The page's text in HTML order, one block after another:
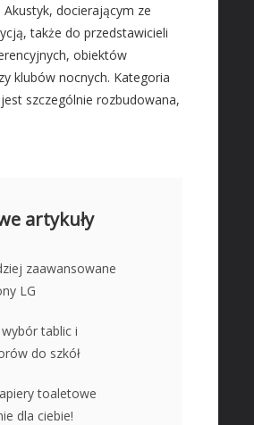
docierającym ze
także do przedstawicieli
obiektów
klubów nocnych. Kategoria
szczególnie rozbudowana,
artykuły
zaawansowane
LG
tablic i
do szkół
toaletowe
dla ciebie!